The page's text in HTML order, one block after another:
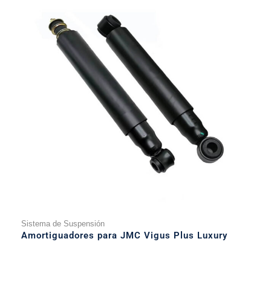
Sistema de Suspensión
Amortiguadores para JMC Vigus Plus Luxury